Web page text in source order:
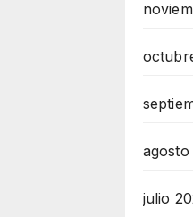
agosto
julio